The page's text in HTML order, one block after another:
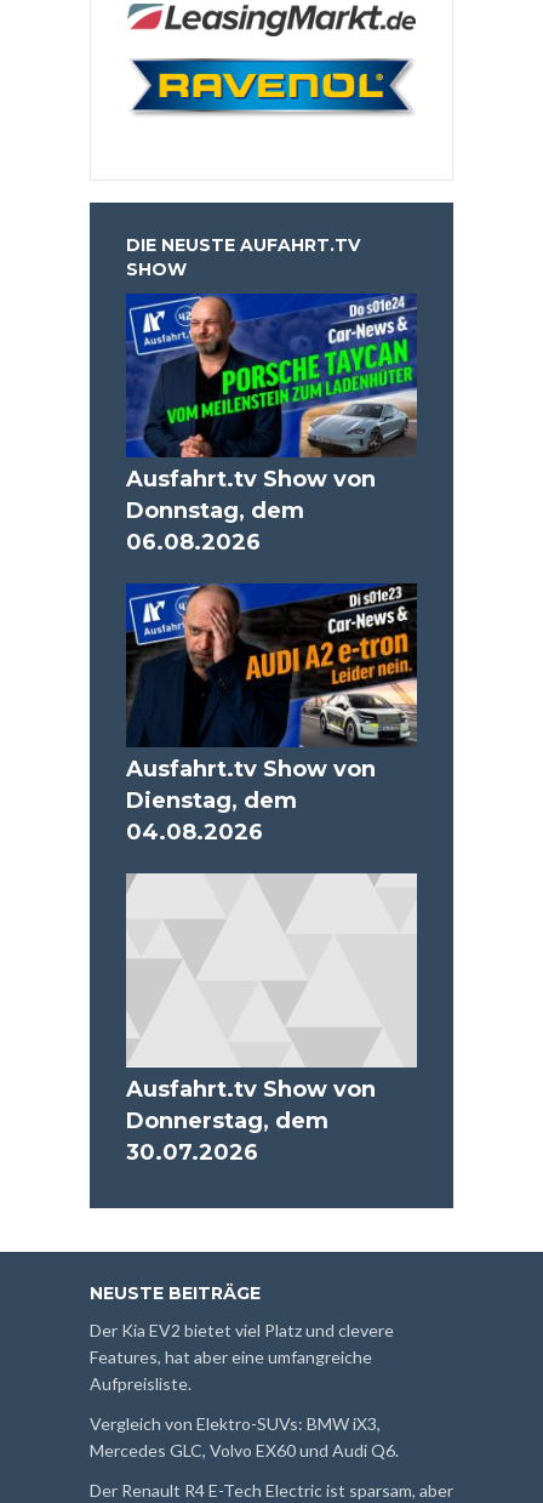
DIE NEUSTE AUFAHRT.TV
SHOW
Ausfahrt.tv Show von
Donnstag, dem
06.08.2026
Ausfahrt.tv Show von
Dienstag, dem
04.08.2026
Ausfahrt.tv Show von
Donnerstag, dem
30.07.2026
NEUSTE BEITRÄGE
Der Kia EV2 bietet viel Platz und clevere
Features, hat aber eine umfangreiche
Aufpreisliste.
Vergleich von Elektro-SUVs: BMW iX3,
Mercedes GLC, Volvo EX60 und Audi Q6.
Der Renault R4 E-Tech Electric ist sparsam, aber